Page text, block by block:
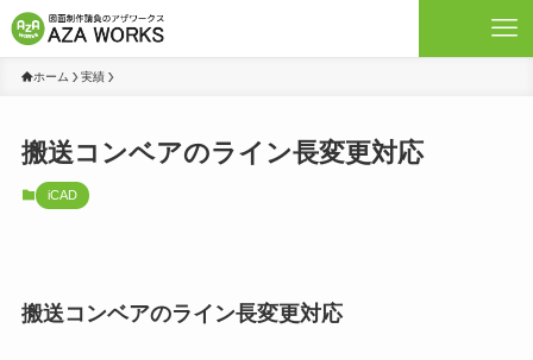
ホーム 実績
搬送コンベアのライン長変更対応
iCAD
搬送コンベアのライン長変更対応